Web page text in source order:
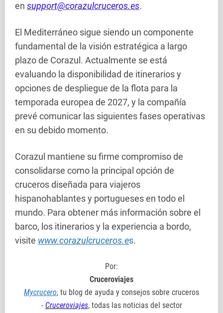
en support@corazulcruceros.es.
El Mediterráneo sigue siendo un componente
fundamental de la visión estratégica a largo
plazo de Corazul. Actualmente se está
evaluando la disponibilidad de itinerarios y
opciones de despliegue de la flota para la
temporada europea de 2027, y la compañía
prevé comunicar las siguientes fases operativas
en su debido momento.
Corazul mantiene su firme compromiso de
consolidarse como la principal opción de
cruceros diseñada para viajeros
hispanohablantes y portugueses en todo el
mundo. Para obtener más información sobre el
barco, los itinerarios y la experiencia a bordo,
visite www.corazulcruceros.es.
Por:
Cruceroviajes
Mycrucero, tu blog de ayuda y consejos sobre cruceros
- Cruceroviajes, todas las noticias del sector